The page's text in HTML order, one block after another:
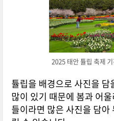
2025 태안 튤립 축제
튤립을 배경으로 사진을
많이 있기 때문에 봄과 어
들이라면 많은 사진을 담